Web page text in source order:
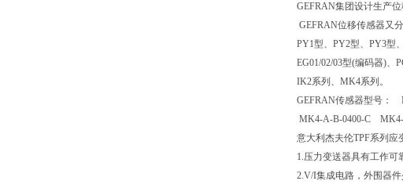
GEFRAN集团设计生产
GEFRAN位移传感器又
PY1型、PY2型、PY3型
EG01/02/03型(编码器)
IK2系列、MK4系列。
GEFRAN传感器型号
MK4-A-B-0400-C
意大利杰夫伦TPF系列
1.压力变送器具有工作
2.V/I集成电路，外围器